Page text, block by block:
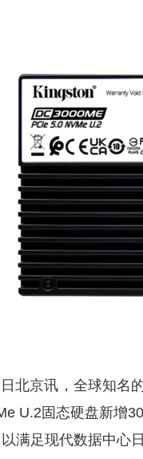
北京讯，全球知名
U.2固态硬盘新增
满足现代数据中心